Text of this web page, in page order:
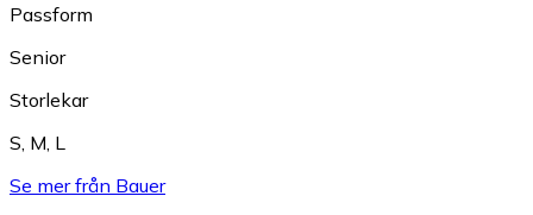
Passform
Senior
Storlekar
S, M, L
Se mer från Bauer